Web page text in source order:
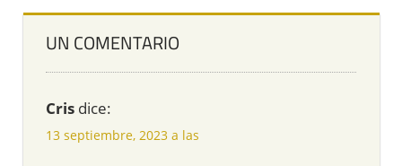
UN COMENTARIO
Cris dice:
13 septiembre, 2023 a las